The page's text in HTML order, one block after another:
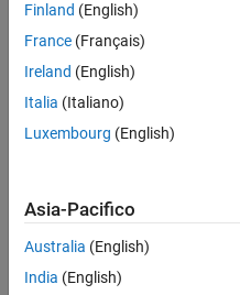
Hi
ed
to
plot
Finland (English)
France (Français)
Ireland (English)
Italia (Italiano)
Luxembourg (English)
Asia-Pacifico
Australia (English)
India (English)